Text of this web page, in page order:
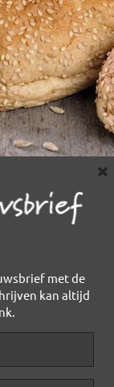
met de
kan altijd
×